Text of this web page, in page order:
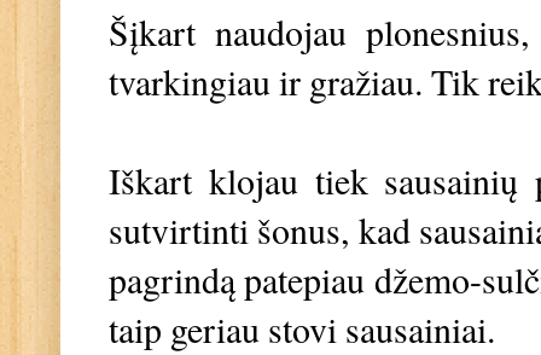
Šįkart naudojau
tvarkingiau ir gražiau. Tik
Iškart klojau tiek sausainių
sutvirtinti šonus, kad
pagrindą patepiau džemo-
taip geriau stovi sausainiai.